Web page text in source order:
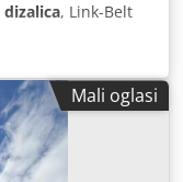
dizalica, Link-Belt
Mali oglasi